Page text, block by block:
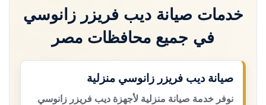
خدمات صيانة ديب فريزر زانوسي
في جميع محافظات مصر
صيانة ديب فريزر زانوسي منزلية
نوفر خدمة صيانة منزلية لأجهزة ديب فريزر زانوسي